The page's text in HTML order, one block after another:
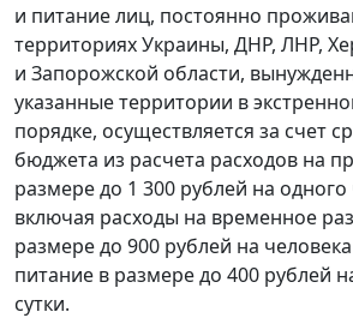
и питание лиц, постоянно
территориях Украины, ДНР, ЛНР,
и Запорожской области,
указанные территории в
порядке, осуществляется за счет
бюджета из расчета расходов на
размере до 1 300 рублей на одного
включая расходы на временное
размере до 900 рублей на
питание в размере до 400 рублей
сутки.